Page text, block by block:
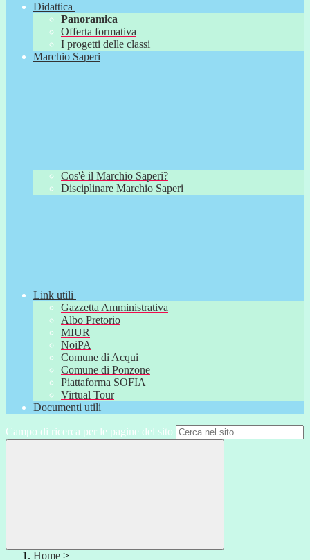
Didattica
Panoramica
Offerta formativa
I progetti delle classi
Marchio Saperi
Cos'è il Marchio Saperi?
Disciplinare Marchio Saperi
Link utili
Gazzetta Amministrativa
Albo Pretorio
MIUR
NoiPA
Comune di Acqui
Comune di Ponzone
Piattaforma SOFIA
Virtual Tour
Documenti utili
Campo di ricerca per le pagine del sito
Home >